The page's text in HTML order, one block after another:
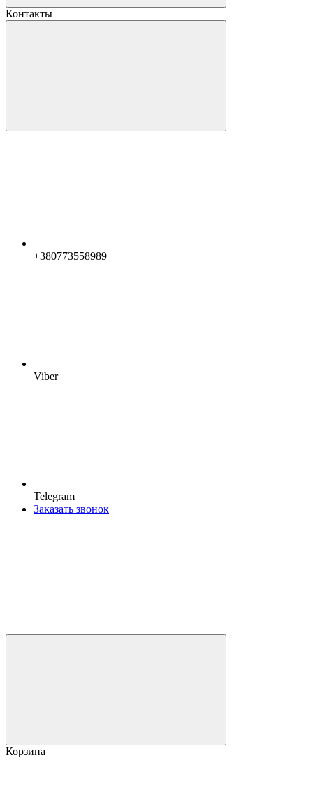
Контакты
+380773558989
Viber
Telegram
Заказать звонок
Корзина